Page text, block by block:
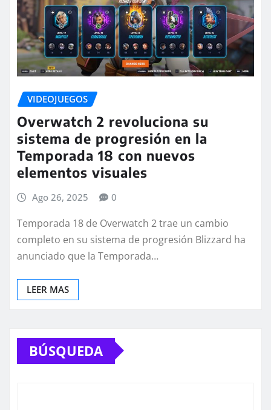
VIDEOJUEGOS
Overwatch 2 revoluciona su
sistema de progresión en la
Temporada 18 con nuevos
elementos visuales
Ago 26, 2025 0
Temporada 18 de Overwatch 2 trae un cambio
completo en su sistema de progresión Blizzard ha
anunciado que la Temporada…
LEER MAS
BÚSQUEDA